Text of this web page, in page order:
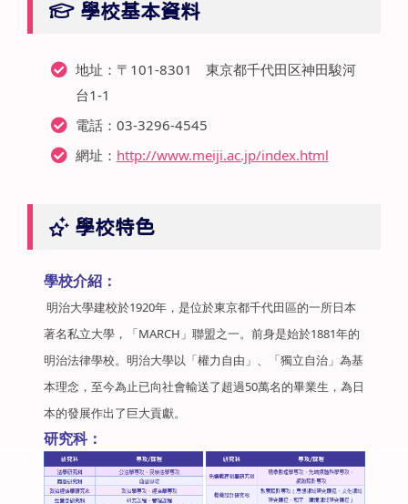
學校基本資料
地址：〒101-8301 東京都千代田区神田駿河
台1-1
電話：03-3296-4545
網址： http://www.meiji.ac.jp/index.html
學校特色
學校介紹：
明治大學建校於1920年，是位於東京都千代田區的一所日本
著名私立大學，「MARCH」聯盟之一。前身是始於1881年的
明治法律學校。明治大學以 「權力自由 」 、「獨立自治」為基
本理念，至今為止已向社會輸送了超過50萬名的畢業生，為日
本的發展作出了巨大貢獻。
研究科：